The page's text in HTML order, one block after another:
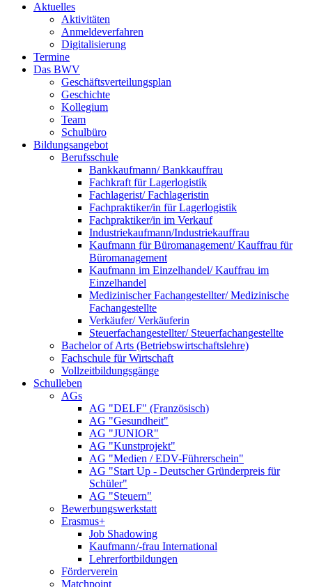
Aktuelles
Aktivitäten
Anmeldeverfahren
Digitalisierung
Termine
Das BWV
Geschäftsverteilungsplan
Geschichte
Kollegium
Team
Schulbüro
Bildungsangebot
Berufsschule
Bankkaufmann/ Bankkauffrau
Fachkraft für Lagerlogistik
Fachlagerist/ Fachlageristin
Fachpraktiker/in für Lagerlogistik
Fachpraktiker/in im Verkauf
Industriekaufmann/Industriekauffrau
Kaufmann für Büromanagement/ Kauffrau für
Büromanagement
Kaufmann im Einzelhandel/ Kauffrau im
Einzelhandel
Medizinischer Fachangestellter/ Medizinische
Fachangestellte
Verkäufer/ Verkäuferin
Steuerfachangestellter/ Steuerfachangestellte
Bachelor of Arts (Betriebswirtschaftslehre)
Fachschule für Wirtschaft
Vollzeitbildungsgänge
Schulleben
AGs
AG "DELF" (Französisch)
AG "Gesundheit"
AG "JUNIOR"
AG "Kunstprojekt"
AG "Medien / EDV-Führerschein"
AG "Start Up - Deutscher Gründerpreis für
Schüler"
AG "Steuern"
Bewerbungswerkstatt
Erasmus+
Job Shadowing
Kaufmann/-frau International
Lehrerfortbildungen
Förderverein
Matchpoint